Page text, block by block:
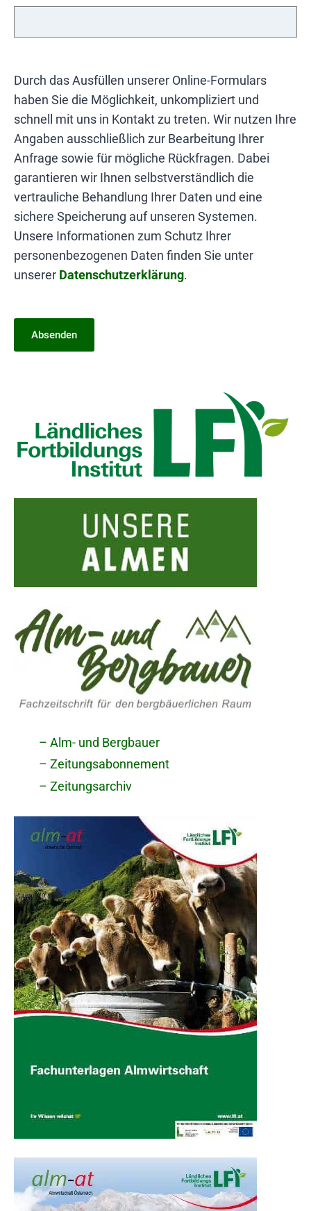
Durch das Ausfüllen unserer Online-Formulars
haben Sie die Möglichkeit, unkompliziert und
schnell mit uns in Kontakt zu treten. Wir nutzen Ihre
Angaben ausschließlich zur Bearbeitung Ihrer
Anfrage sowie für mögliche Rückfragen. Dabei
garantieren wir Ihnen selbstverständlich die
vertrauliche Behandlung Ihrer Daten und eine
sichere Speicherung auf unseren Systemen.
Unsere Informationen zum Schutz Ihrer
personenbezogenen Daten finden Sie unter
unserer Datenschutzerklärung.
Absenden
– Alm- und Bergbauer
– Zeitungsabonnement
– Zeitungsarchiv